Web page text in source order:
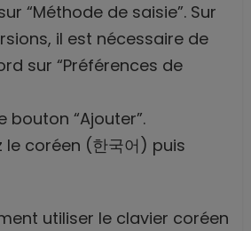
“Méthode de saisie”. Sur
il est nécessaire de
sur “Préférences de
bouton “Ajouter”.
le coréen (한국어) puis
utiliser le clavier coréen